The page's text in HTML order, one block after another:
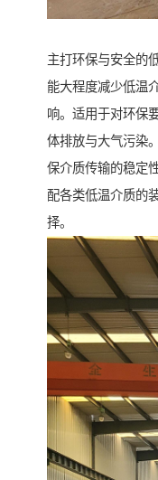
主打环保与安全的
能大程度减少低温
响。适用于对环保
体排放与大气污染
保介质传输的稳定
配各类低温介质的
择。